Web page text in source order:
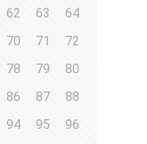
62 63
64
70 71
72
78 79
80
86 87
88
94 95
96